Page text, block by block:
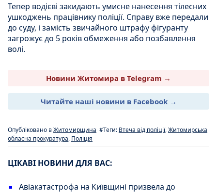
Тепер водієві закидають умисне нанесення тілесних
ушкоджень працівнику поліції. Справу вже передали
до суду, і замість звичайного штрафу фігуранту
загрожує до 5 років обмеження або позбавлення
волі.
Новини Житомира в Telegram →
Читайте наші новини в Facebook →
Опубліковано вЖитомирщина #Теги: Втеча від поліції,Житомирська
обласна прокуратура, Поліція
ЦІКАВІ НОВИНИ ДЛЯ ВАС:
Авіакатастрофа на Київщині призвела до